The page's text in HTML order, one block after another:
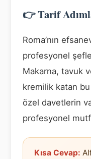
👉 Tarif
Roma’nın
profesyonel
Makarna, tavuk
kremilik katan
özel davetlerin
profesyonel
Kısa Cevap: